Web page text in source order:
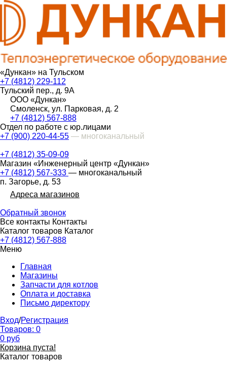
«Дункан» на Тульском
+7 (4812) 229-112
Тульский пер., д. 9А
ООО «Дункан»
Смоленск, ул. Парковая, д. 2
+7 (4812) 567-888
Отдел по работе с юр.лицами
+7 (900) 220-44-55 — многоканальный
+7 (4812) 35-09-09
Магазин «Инженерный центр «Дункан»
+7 (4812) 567-333 — многоканальный
п. Загорье, д. 53
Адреса магазинов
Обратный звонок
Все контакты Контакты
Каталог товаров Каталог
+7 (4812) 567-888
Меню
Главная
Магазины
Запчасти для котлов
Оплата и доставка
Письмо директору
Вход/Регистрация
Товаров: 0
0 руб
Корзина пуста!
Каталог товаров